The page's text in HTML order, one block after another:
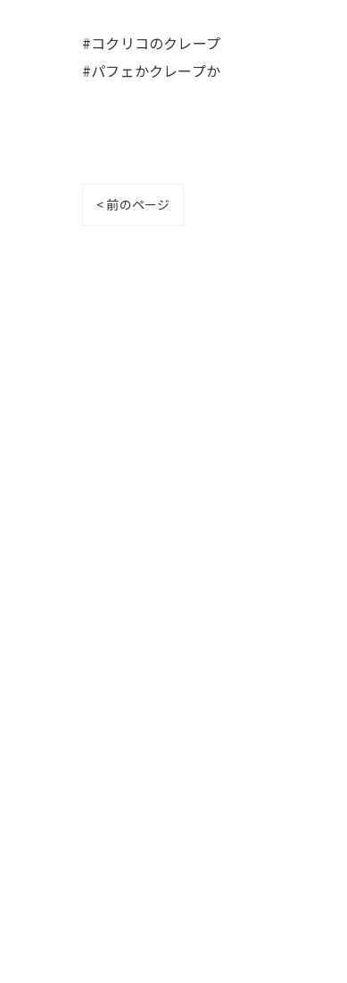
#コクリコのクレープ
#パフェかクレープか
< 前のページ